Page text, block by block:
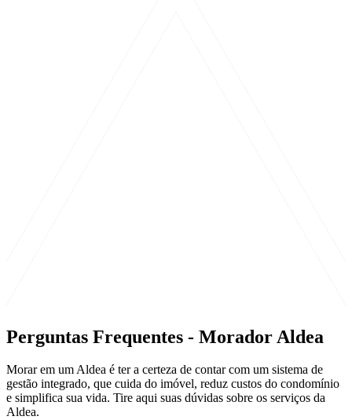
Perguntas Frequentes - Morador Aldea
Morar em um Aldea é ter a certeza de contar com um sistema de
gestão integrado, que cuida do imóvel, reduz custos do condomínio
e simplifica sua vida. Tire aqui suas dúvidas sobre os serviços da
Aldea.